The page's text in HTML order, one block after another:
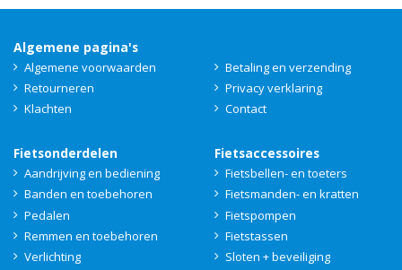
Algemene pagina's
Algemene voorwaarden
Betaling en verzending
Retourneren
Privacy verklaring
Klachten
Contact
Fietsonderdelen
Aandrijving en bediening
Banden en toebehoren
Pedalen
Remmen en toebehoren
Verlichting
Fietsaccessoires
Fietsbellen- en toeters
Fietsmanden- en kratten
Fietspompen
Fietstassen
Sloten + beveiliging